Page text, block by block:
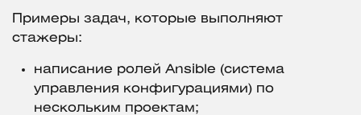
Примеры задач, которые выполняют
стажеры:
написание ролей Ansible (система
управления конфигурациями) по
нескольким проектам;